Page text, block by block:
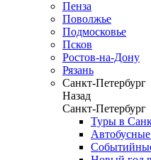
Пенза
Поволжье
Подмосковье
Псков
Ростов-на-Дону
Рязань
Санкт-Петербург
Назад
Санкт-Петербург
Туры в